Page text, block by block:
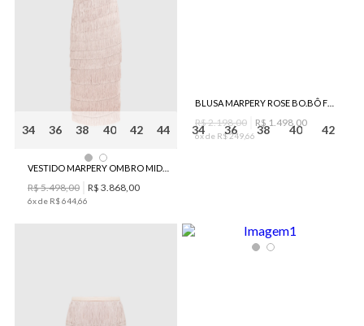
34 36 38 40 42 44
R$5.498,00 R$ 3 868 00
6x de R$64466
34 36 38 40 42
R$2.198,00 R$ 1 498 00
6x de R$24966